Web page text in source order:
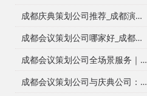
成都庆典策划公司推荐_成都演艺公司_成都活动执行公司_成都大型活动策划公司一手资源物美价廉
成都会议策划公司哪家好_成都庆典策划公司排名_成都会务公司_成都活动执行公司专业团队推荐
成都会议策划公司全场景服务｜成都活动公司活动类型全覆盖，成都会务公司一站式解决方案
成都会议策划公司与庆典公司：红星商贸高难度活动执行实录